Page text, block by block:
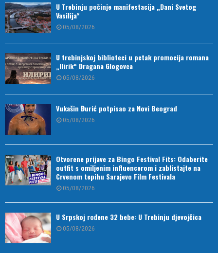
U Trebinju počinje manifestacija „Dani Svetog
Vasilija“
05/08/2026
U trebinjskoj biblioteci u petak promocija romana
„Ilirik“ Dragana Glogovca
05/08/2026
Vukašin Đurić potpisao za Novi Beograd
05/08/2026
Otvorene prijave za Bingo Festival Fits: Odaberite
outfit s omiljenim influencerom i zablistajte na
Crvenom tepihu Sarajevo Film Festivala
05/08/2026
U Srpskoj rođene 32 bebe: U Trebinju djevojčica
05/08/2026